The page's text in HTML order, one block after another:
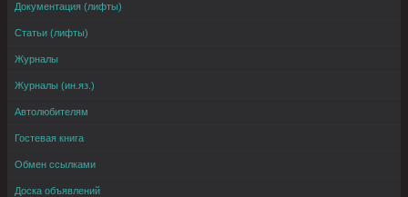
Документация (лифты)
Статьи (лифты)
Журналы
Журналы (ин.яз.)
Автолюбителям
Гостевая книга
Обмен ссылками
Доска объявлений